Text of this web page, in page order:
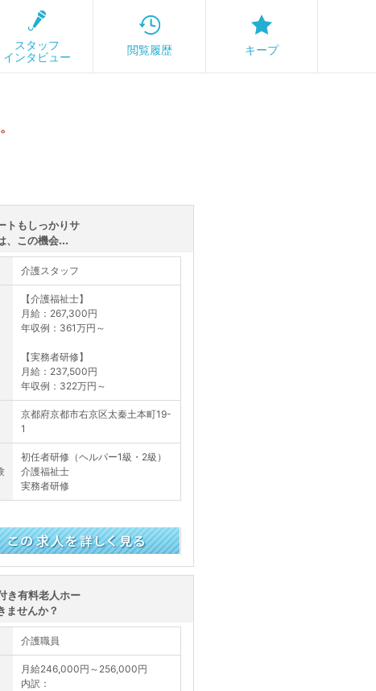
スタッフ
インタビュー
閲覧履歴 キープ
トもしっかりサ
、この機会...
介護スタッフ
【介護福祉士】
月給：267,300円
年収例：361万円～
【実務者研修】
月給：237,500円
年収例：322万円～
京都府京都市右京区太秦土本町19-
1
初任者研修（ヘルパー1級・2級）
介護福祉士
実務者研修
き有料老人ホー
ませんか？
介護職員
月給246,000円～256,000円
内訳：